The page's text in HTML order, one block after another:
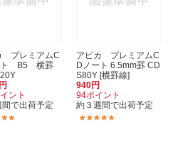
プレミアムC
ト B5 横罫
ント
で出荷予定
アピカ プレミアムC
Dノート 6.5mm罫 CD
S80Y [横罫線]
940円
94ポイント
約３週間で出荷予定